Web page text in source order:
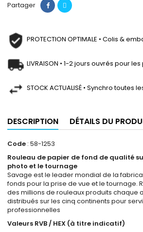
Partager
PROTECTION OPTIMALE • Colis &
LIVRAISON • 1-2 jours ouvrés pour
STOCK ACTUALISÉ • Synchro toutes
DESCRIPTION DÉTAILS DU
Code : 58-1253
Rouleau de papier de fond de qualité
photo et le tournage
Savage est le leader mondial de la
fonds pour la prise de vue et le tournage.
des millions de rouleaux produits chaque
distribués sur les cinq continents pour
professionnelles
Valeurs RVB / HEX (à titre indicatif)